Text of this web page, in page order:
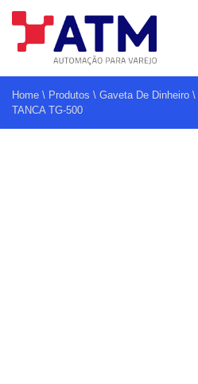
Home \ Produtos \ Gaveta De Dinheiro \
TANCA TG-500